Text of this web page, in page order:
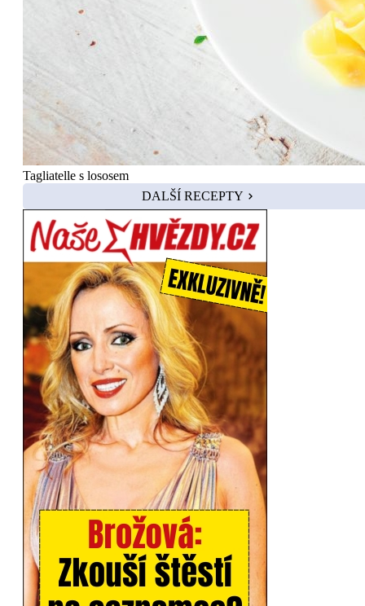
Tagliatelle s lososem
DALŠÍ RECEPTY